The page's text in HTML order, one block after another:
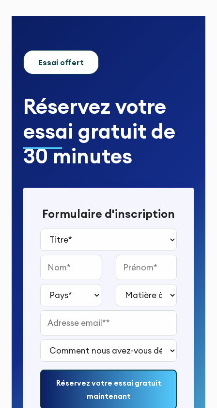
Essai offert
Réservez votre
essai gratuit de
30 minutes
Formulaire d'inscription
Titre*
Nom Prénom
Pays* Matière à étudier*
Adresse email*
Comment nous avez-vous découvert ?*
Réservez votre essai gratuit
maintenant